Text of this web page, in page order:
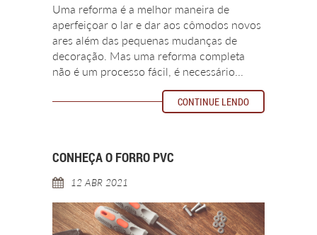
Uma reforma é a melhor maneira de
aperfeiçoar o lar e dar aos cômodos novos
ares além das pequenas mudanças de
decoração. Mas uma reforma completa
não é um processo fácil, é necessário...
CONTINUE LENDO
CONHEÇA O FORRO PVC
12 ABR 2021